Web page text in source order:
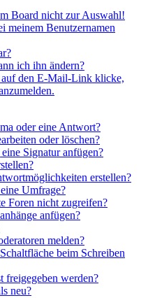
Board nicht zur Auswahl!
meinem Benutzernamen
ich ihn ändern?
auf den E-Mail-Link klicke,
oder eine Antwort?
oder löschen?
Signatur anfügen?
erstellen?
Umfrage?
Foren nicht zugreifen?
anfügen?
melden?
beim Schreiben
freigegeben werden?
neu?